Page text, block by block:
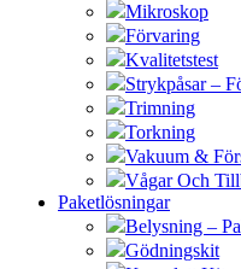
Mikroskop
Förvaring
Kvalitetstest
Strykpåsar –
Trimning
Torkning
Vakuum &
Vågar Och
Paketlösningar
Belysning –
Gödningskit